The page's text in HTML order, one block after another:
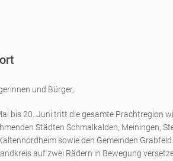
und Bürger,
bis 20. Juni tritt die gesamte Prachtregion
Städten Schmalkalden, Meiningen,
sowie den Gemeinden
auf zwei Rädern in Bewegung